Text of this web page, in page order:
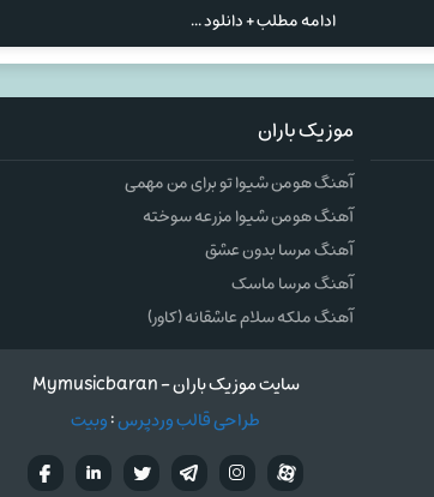
ادامه مطلب + دانلود ...
موزیک باران
آهنگ هومن شیوا تو برای من مهمی
آهنگ هومن شیوا مزرعه سوخته
آهنگ مرسا بدون عشق
آهنگ مرسا ماسک
آهنگ ملکه سلام عاشقانه (کاور)
سایت موزیک باران - Mymusicbaran
طراحی قالب وردپرس:وبیت
تويترتلگرام
اینستاگرام آپارات